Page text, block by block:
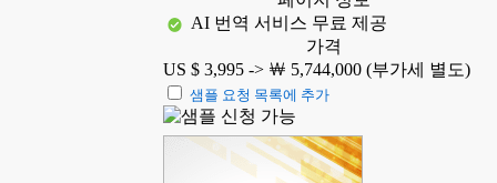
AI 번역 서비스 무료 제공
가격
US $ 3,995 -> ￦ 5,744,000 (부가세 별도)
샘플 요청 목록에 추가